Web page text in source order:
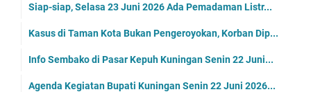
Siap-siap, Selasa 23 Juni 2026 Ada Pemadaman Listr...
Kasus di Taman Kota Bukan Pengeroyokan, Korban Dip...
Info Sembako di Pasar Kepuh Kuningan Senin 22 Juni...
Agenda Kegiatan Bupati Kuningan Senin 22 Juni 2026...